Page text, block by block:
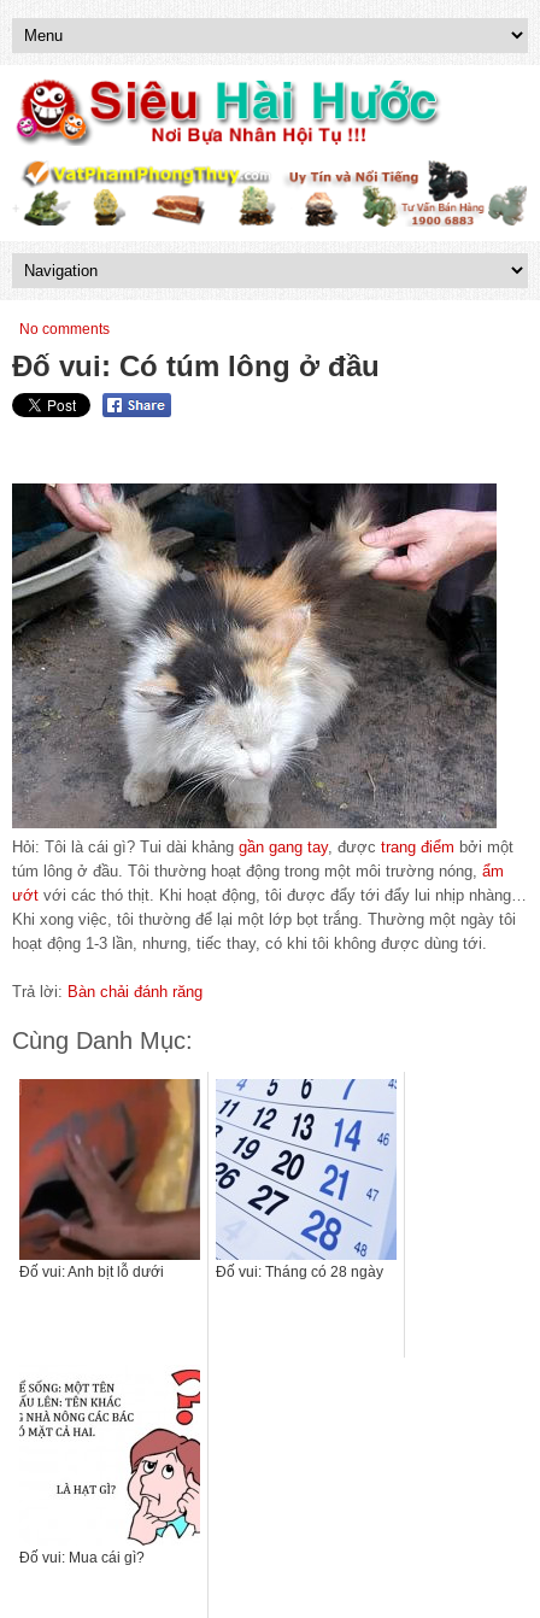
No comments
Đố vui: Có túm lông ở đầu
Hỏi: Tôi là cái gì? Tui dài khảng gần gang tay, được trang điểm bởi một
túm lông ở đầu. Tôi thường hoạt động trong một môi trường nóng, ẩm
ướt với các thó thịt. Khi hoạt động, tôi được đẩy tới đẩy lui nhịp nhàng…
Khi xong việc, tôi thường để lại một lớp bọt trắng. Thường một ngày tôi
hoạt động 1-3 lần, nhưng, tiếc thay, có khi tôi không được dùng tới.
Trả lời: Bàn chải đánh răng
Cùng Danh Mục:
Đố vui: Anh bịt lỗ dưới Đố vui: Tháng có 28 ngày
Đố vui: Mua cái gì?